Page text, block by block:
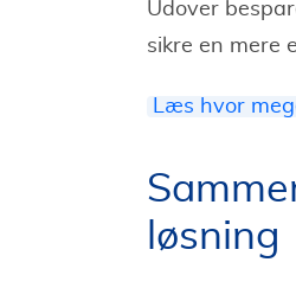
Udover
sikre en mere
Læs hvor
løsning